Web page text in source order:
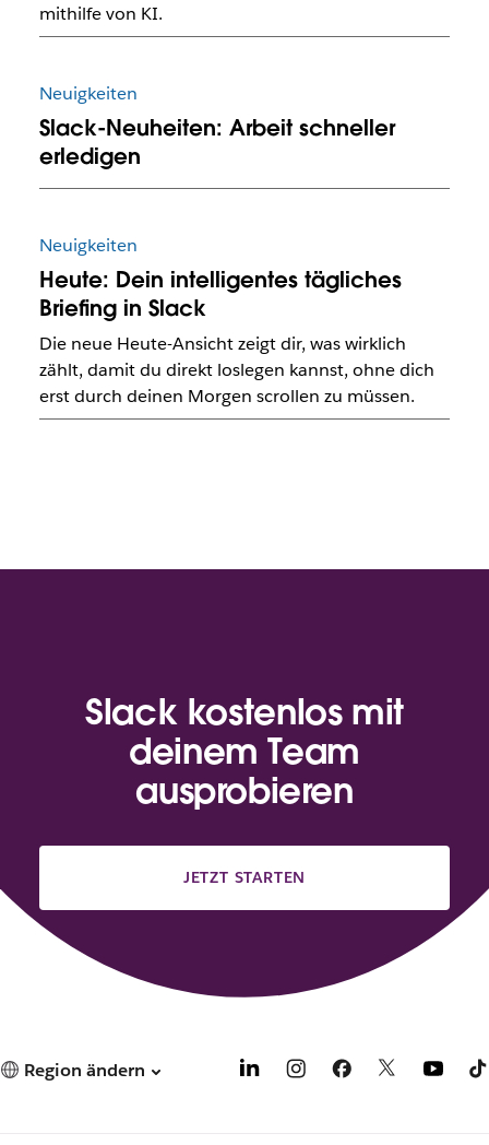
mithilfe von KI.
Neuigkeiten
Slack-Neuheiten: Arbeit schneller
erledigen
Neuigkeiten
Heute: Dein intelligentes tägliches
Briefing in Slack
Die neue Heute-Ansicht zeigt dir, was wirklich
zählt, damit du direkt loslegen kannst, ohne dich
erst durch deinen Morgen scrollen zu müssen.
Slack kostenlos mit
deinem Team
ausprobieren
JETZT STARTEN
Region ändern